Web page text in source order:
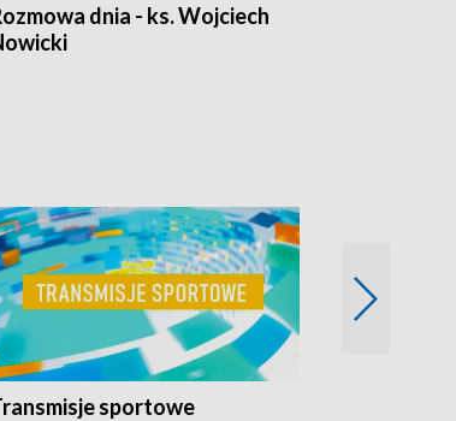
dnia - ks. Wojciech
sportowe